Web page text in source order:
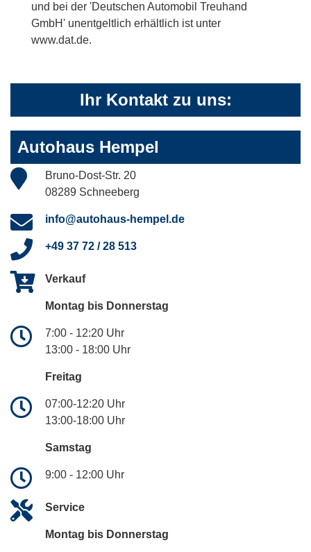
und bei der 'Deutschen Automobil Treuhand
GmbH' unentgeltlich erhältlich ist unter
www.dat.de.
Ihr Kontakt zu uns:
Autohaus Hempel
Bruno-Dost-Str. 20
08289 Schneeberg
info@autohaus-hempel.de
+49 37 72 / 28 513
Verkauf
Montag bis Donnerstag
7:00 - 12:20 Uhr
13:00 - 18:00 Uhr
Freitag
07:00-12:20 Uhr
13:00-18:00 Uhr
Samstag
9:00 - 12:00 Uhr
Service
Montag bis Donnerstag